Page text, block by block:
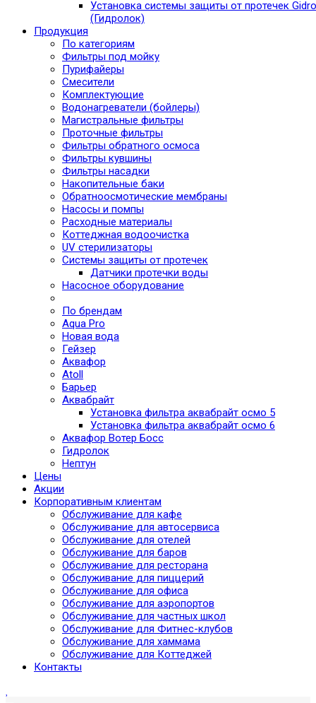
Установка системы защиты от протечек
(Гидролок)
Продукция
По категориям
Фильтры под мойку
Пурифайеры
Смесители
Комплектующие
Водонагреватели (бойлеры)
Магистральные фильтры
Проточные фильтры
Фильтры обратного осмоса
Фильтры кувшины
Фильтры насадки
Накопительные баки
Обратноосмотические мембраны
Насосы и помпы
Расходные материалы
Коттеджная водоочистка
UV стерилизаторы
Системы защиты от протечек
Датчики протечки воды
Насосное оборудование
По брендам
Aqua Pro
Новая вода
Гейзер
Аквафор
Atoll
Барьер
Аквабрайт
Установка фильтра аквабрайт осмо 5
Установка фильтра аквабрайт осмо 6
Аквафор Вотер Босс
Гидролок
Нептун
Цены
Акции
Корпоративным клиентам
Обслуживание для кафе
Обслуживание для автосервиса
Обслуживание для отелей
Обслуживание для баров
Обслуживание для ресторана
Обслуживание для пиццерий
Обслуживание для офиса
Обслуживание для аэропортов
Обслуживание для частных школ
Обслуживание для Фитнес-клубов
Обслуживание для хаммама
Обслуживание для Коттеджей
Контакты